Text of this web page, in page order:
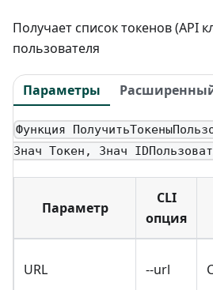
Получает список токенов (API
пользователя
Параметры
Функция
Знач Токен, Знач
Параметр
CLI
опция
URL --url